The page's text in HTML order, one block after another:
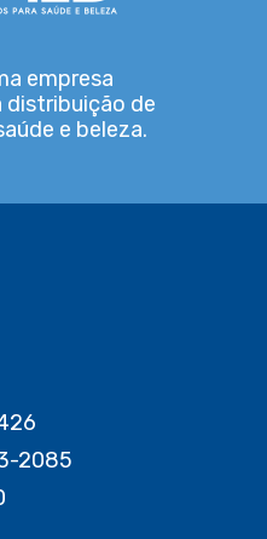
empresa
distribuição de
e beleza.
2085